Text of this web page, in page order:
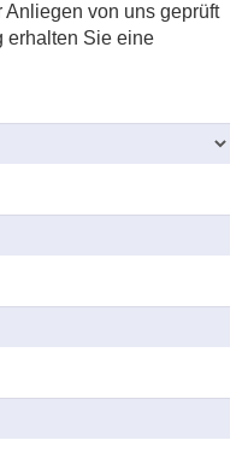
von uns geprüft
erhalten Sie eine